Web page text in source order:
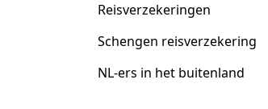
Reisverzekeringen
Schengen reisverzekering
NL-ers in het buitenland